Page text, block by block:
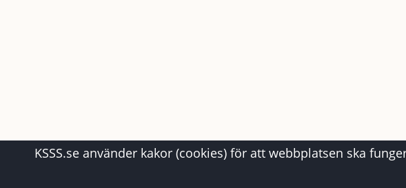
KSSS.se använder kakor (cookies) för att webbplatsen ska